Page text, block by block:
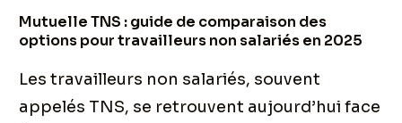
Mutuelle TNS : guide de comparaison des
options pour travailleurs non salariés en 2025
Les travailleurs non salariés, souvent
appelés TNS, se retrouvent aujourd’hui face